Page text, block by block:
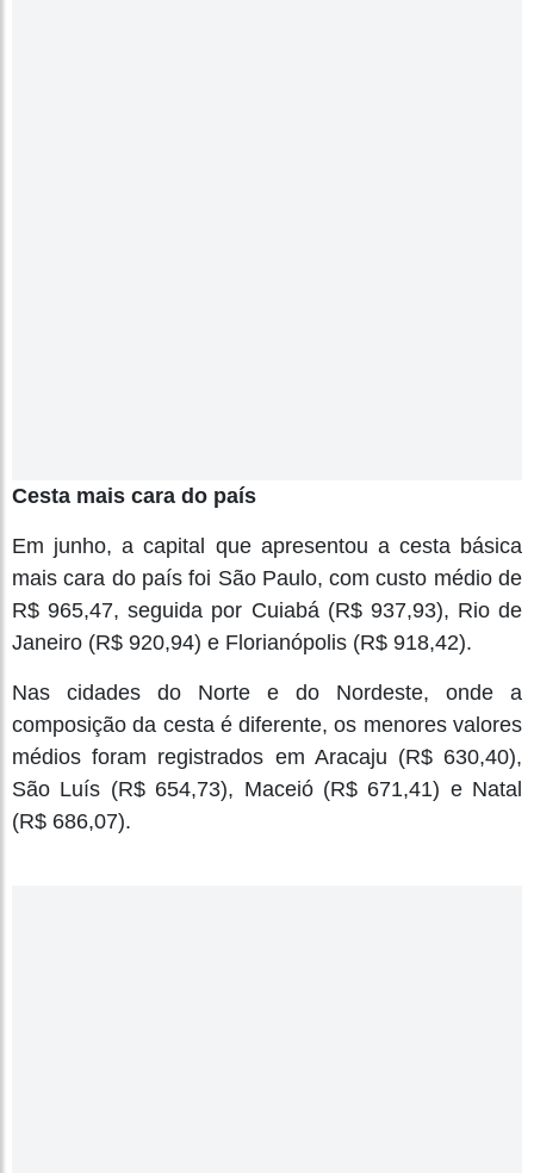
Cesta mais cara do país
Em junho, a capital que apresentou a cesta básica
mais cara do país foi São Paulo, com custo médio de
R$ 965,47, seguida por Cuiabá (R$ 937,93), Rio de
Janeiro (R$ 920,94) e Florianópolis (R$ 918,42).
Nas cidades do Norte e do Nordeste, onde a
composição da cesta é diferente, os menores valores
médios foram registrados em Aracaju (R$ 630,40),
São Luís (R$ 654,73), Maceió (R$ 671,41) e Natal
(R$ 686,07).